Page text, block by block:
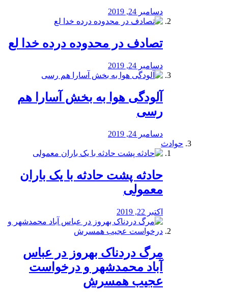
دسامبر 24, 2019
تصادف در محدوده درده خدا لع
دسامبر 24, 2019
آلودگی هوا به بخش آسارا هم
رسی
دسامبر 24, 2019
حوادث
️حادثه پشت حادثه با یک باران
معمولی
اکتبر 22, 2019
مرگ دردناک بهروز در عباس
آباد محمدشهر و درخواست
عجیب همسرش